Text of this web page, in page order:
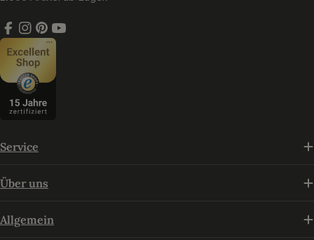
Facebook
Instagram
Pinterest
YouTube
Service
Über uns
Allgemein